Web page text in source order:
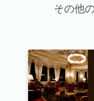
その他